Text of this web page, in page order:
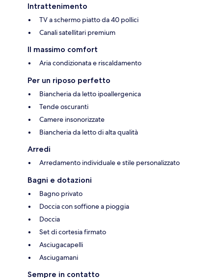
Intrattenimento
TV a schermo piatto da 40 pollici
Canali satellitari premium
Il massimo comfort
Aria condizionata e riscaldamento
Per un riposo perfetto
Biancheria da letto ipoallergenica
Tende oscuranti
Camere insonorizzate
Biancheria da letto di alta qualità
Arredi
Arredamento individuale e stile personalizzato
Bagni e dotazioni
Bagno privato
Doccia con soffione a pioggia
Doccia
Set di cortesia firmato
Asciugacapelli
Asciugamani
Sempre in contatto